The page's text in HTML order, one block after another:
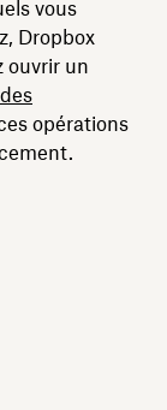
vous
Dropbox
ouvrir un
opérations